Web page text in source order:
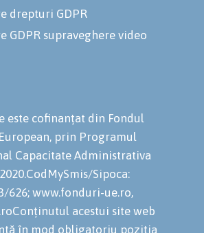
drepturi GDPR
GDPR supraveghere video
este cofinanțat din Fondul
prin Programul
Capacitate Administrativa
Sipoca:
626; www.fonduri-ue.ro,
acestui site web
în mod obligatoriu poziția